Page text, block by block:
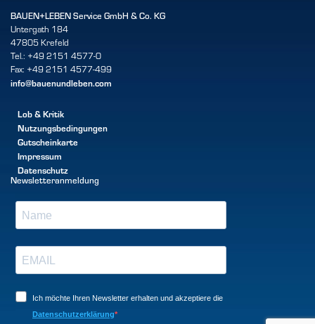
BAUEN+LEBEN Service GmbH & Co. KG
Untergath 184
47805 Krefeld
Tel.: +49 2151 4577-0
Fax: +49 2151 4577-499
info@bauenundleben.com
Lob & Kritik
Nutzungsbedingungen
Gutscheinkarte
Impressum
Datenschutz
Newsletteranmeldung
Ich möchte Ihren Newsletter erhalten und akzeptiere die
Datenschutzerklärung